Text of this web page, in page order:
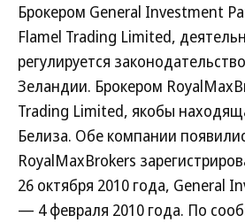
Брокером General Investment
Flamel Trading Limited,
регулируется
Зеландии. Брокером
Trading Limited, якобы
Белиза. Обе компании
RoyalMaxBrokers
26 октября 2010 года, General
— 4 февраля 2010 года. По